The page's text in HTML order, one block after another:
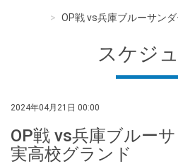
OP戦 vs兵庫ブルーサン
スケジ
2024年04月21日 00:00
OP戦 vs兵庫ブルー
実高校グランド